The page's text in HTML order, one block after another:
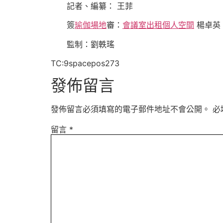
記者、編纂： 王菲
簽瑜伽場地審： 會議室出租個人空間 楊卓英
監制：劉軼瑤
TC:9spacepos273
發佈留言
發佈留言必須填寫的電子郵件地址不會公開。 必
留言 *